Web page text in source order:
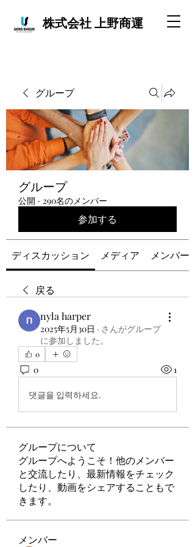
株式会社 上野商運
グループ
グループ
公開 · 290名のメンバー
参加する
ディスカッション メディア メンバー
戻る
nyla harper
2025年5月30日 · さんがグループ
に参加しました。
0
0 1
댓글을 입력하세요.
グループについて
グループへようこそ！他のメンバー
と交流したり、最新情報をチェック
したり、動画をシェアすることもで
きます。
メンバー